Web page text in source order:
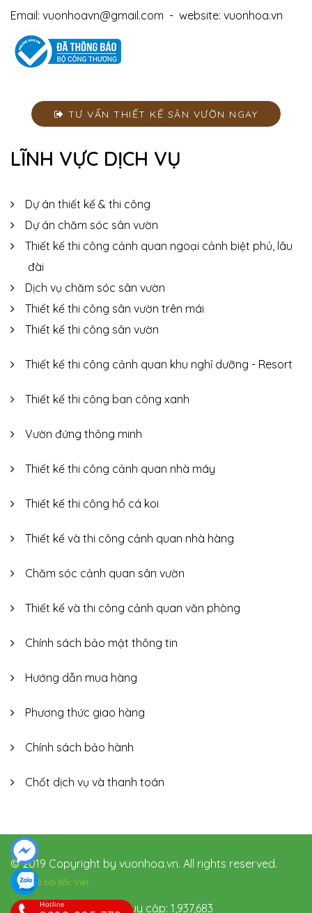
Email: vuonhoavn@gmail.com - website: vuonhoa.vn
TƯ VẤN THIẾT KẾ SÂN VƯỜN NGAY
LĨNH VỰC DỊCH VỤ
Dự án thiết kế & thi công
Dự án chăm sóc sân vườn
Thiết kế thi công cảnh quan ngoại cảnh biệt phủ, lâu
đài
Dịch vụ chăm sóc sân vườn
Thiết kế thi công sân vườn trên mái
Thiết kế thi công sân vườn
Thiết kế thi công cảnh quan khu nghỉ dưỡng - Resort
Thiết kế thi công ban công xanh
Vườn đứng thông minh
Thiết kế thi công cảnh quan nhà máy
Thiết kế thi công hồ cá koi
Thiết kế và thi công cảnh quan nhà hàng
Chăm sóc cảnh quan sân vườn
Thiết kế và thi công cảnh quan văn phòng
Chính sách bảo mật thông tin
Hướng dẫn mua hàng
Phương thức giao hàng
Chính sách bảo hành
Chốt dịch vụ và thanh toán
© 2019 Copyright by vuonhoa.vn. All rights reserved.
Thiết kế bởi Bắc Việt
Hôm nay: 835 Tổng truy cập: 1,937,683
Hotline